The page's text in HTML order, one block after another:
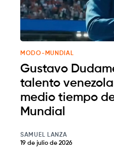
MODO-MUNDIAL
Gustavo
talento
medio tiempo
Mundial
SAMUEL LANZA
19 de julio de 2026